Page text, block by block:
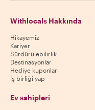
Withlocals Hakkında
Hikayemiz
Kariyer
Sürdürülebilirlik
Destinasyonlar
Hediye kuponları
İş birliği yap
Ev sahipleri